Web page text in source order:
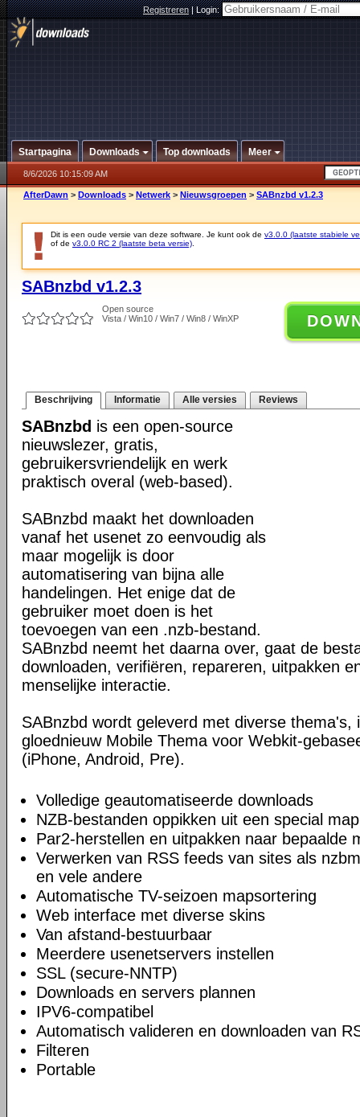
Registreren|Login:
Startpagina Downloads Top downloads Meer
8/6/2026 10:15:09 AM
AfterDawn > Downloads > Netwerk > Nieuwsgroepen > SABnzbd v1.2.3
Dit is een oude versie van deze software. Je kunt ook de v3.0.0 (laatste stabiele
of de v3.0.0 RC 2 (laatste beta versie)
SABnzbd v1.2.3
Open source
Vista / Win10 / Win7 / Win8 / WinXP
Beschrijving Informatie Alle versies Reviews
SABnzbd is een open-source
nieuwslezer, gratis,
gebruikersvriendelijk en werk
praktisch overal (web-based).
SABnzbd maakt het downloaden
vanaf het usenet zo eenvoudig als
maar mogelijk is door
automatisering van bijna alle
handelingen. Het enige dat de
gebruiker moet doen is het
toevoegen van een .nzb-bestand.
SABnzbd neemt het daarna over, gaat de
downloaden, verifiëren, repareren, uitpakken
menselijke interactie.
SABnzbd wordt geleverd met diverse thema's,
gloednieuw Mobile Thema voor Webkit-
(iPhone, Android, Pre).
Volledige geautomatiseerde downloads
NZB-bestanden oppikken uit een special map
Par2-herstellen en uitpakken naar bepaalde
Verwerken van RSS feeds van sites als
en vele andere
Automatische TV-seizoen mapsortering
Web interface met diverse skins
Van afstand-bestuurbaar
Meerdere usenetservers instellen
SSL (secure-NNTP)
Downloads en servers plannen
IPV6-compatibel
Automatisch valideren en downloaden van
Filteren
Portable